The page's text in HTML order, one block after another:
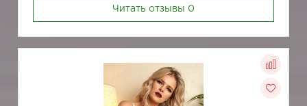
Читать отзывы 0